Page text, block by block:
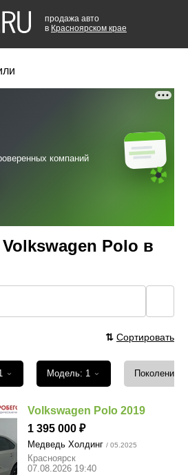
продажа авто
в Красноярском крае
Polo в
⇅ Сортировать
⌄ Модель: 1 ⌄ Поколение
Volkswagen Polo 2019
1 395 000
Медведь Холдинг / 05.2025
Красноярск
07.08.2026 19:40